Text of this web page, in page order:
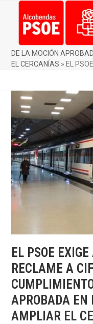
contentmobile
menu
mobile
menu
DE LA MOCIÓN
EL CERCANÍAS » EL
EL PSOE
RECLAME A
APROBADA
AMPLIAR EL